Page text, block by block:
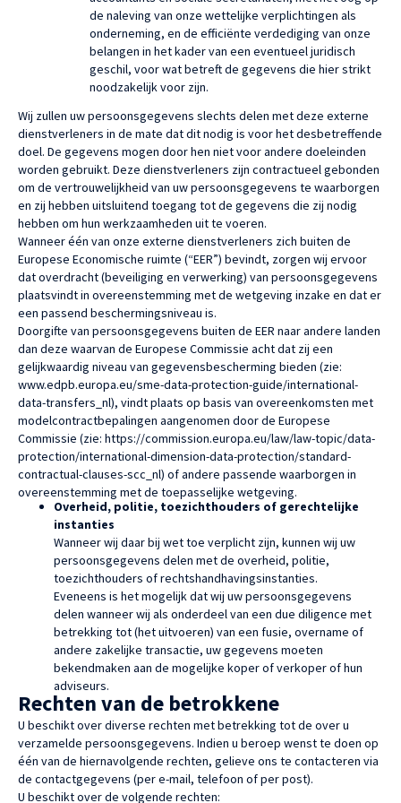
de naleving van onze wettelijke verplichtingen als
onderneming, en de efficiënte verdediging van onze
belangen in het kader van een eventueel juridisch
geschil, voor wat betreft de gegevens die hier strikt
noodzakelijk voor zijn.
Wij zullen uw persoonsgegevens slechts delen met deze externe
dienstverleners in de mate dat dit nodig is voor het desbetreffende
doel. De gegevens mogen door hen niet voor andere doeleinden
worden gebruikt. Deze dienstverleners zijn contractueel gebonden
om de vertrouwelijkheid van uw persoonsgegevens te waarborgen
en zij hebben uitsluitend toegang tot de gegevens die zij nodig
hebben om hun werkzaamheden uit te voeren.
Wanneer één van onze externe dienstverleners zich buiten de
Europese Economische ruimte (“EER”) bevindt, zorgen wij ervoor
dat overdracht (beveiliging en verwerking) van persoonsgegevens
plaatsvindt in overeenstemming met de wetgeving inzake en dat er
een passend beschermingsniveau is.
Doorgifte van persoonsgegevens buiten de EER naar andere landen
dan deze waarvan de Europese Commissie acht dat zij een
gelijkwaardig niveau van gegevensbescherming bieden (zie:
www.edpb.europa.eu/sme-data-protection-guide/international-
data-transfers_nl), vindt plaats op basis van overeenkomsten met
modelcontractbepalingen aangenomen door de Europese
Commissie (zie: https://commission.europa.eu/law/law-topic/data-
protection/international-dimension-data-protection/standard-
contractual-clauses-scc_nl) of andere passende waarborgen in
overeenstemming met de toepasselijke wetgeving.
Overheid, politie, toezichthouders of gerechtelijke
instanties
Wanneer wij daar bij wet toe verplicht zijn, kunnen wij uw
persoonsgegevens delen met de overheid, politie,
toezichthouders of rechtshandhavingsinstanties.
Eveneens is het mogelijk dat wij uw persoonsgegevens
delen wanneer wij als onderdeel van een due diligence met
betrekking tot (het uitvoeren) van een fusie, overname of
andere zakelijke transactie, uw gegevens moeten
bekendmaken aan de mogelijke koper of verkoper of hun
adviseurs.
Rechten van de betrokkene
U beschikt over diverse rechten met betrekking tot de over u
verzamelde persoonsgegevens. Indien u beroep wenst te doen op
één van de hiernavolgende rechten, gelieve ons te contacteren via
de contactgegevens (per e-mail, telefoon of per post).
U beschikt over de volgende rechten: